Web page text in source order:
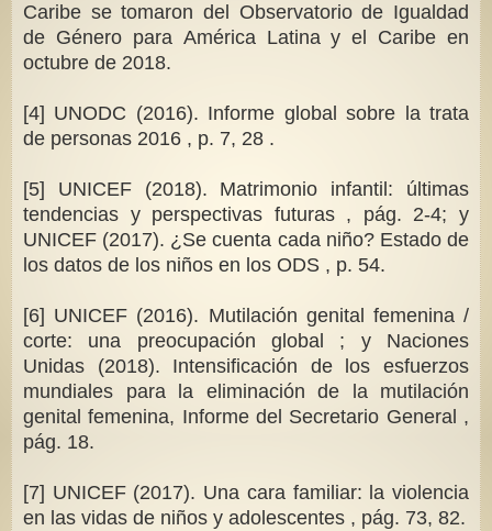
Caribe se tomaron del Observatorio de Igualdad
de Género para América Latina y el Caribe en
octubre de 2018.
[4] UNODC (2016). Informe global sobre la trata
de personas 2016 , p. 7, 28 .
[5] UNICEF (2018). Matrimonio infantil: últimas
tendencias y perspectivas futuras , pág. 2-4; y
UNICEF (2017). ¿Se cuenta cada niño? Estado de
los datos de los niños en los ODS , p. 54.
[6] UNICEF (2016). Mutilación genital femenina /
corte: una preocupación global ; y Naciones
Unidas (2018). Intensificación de los esfuerzos
mundiales para la eliminación de la mutilación
genital femenina, Informe del Secretario General ,
pág. 18.
[7] UNICEF (2017). Una cara familiar: la violencia
en las vidas de niños y adolescentes , pág. 73, 82.